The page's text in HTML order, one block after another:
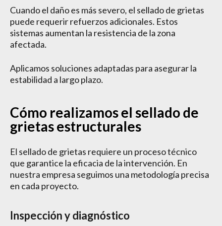
Cuando el daño es más severo, el sellado de grietas
puede requerir refuerzos adicionales. Estos
sistemas aumentan la resistencia de la zona
afectada.
Aplicamos soluciones adaptadas para asegurar la
estabilidad a largo plazo.
Cómo realizamos el sellado de
grietas estructurales
El sellado de grietas requiere un proceso técnico
que garantice la eficacia de la intervención. En
nuestra empresa seguimos una metodología precisa
en cada proyecto.
Inspección y diagnóstico